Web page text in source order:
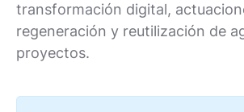
transformación digital,
regeneración y reutilización de
proyectos.